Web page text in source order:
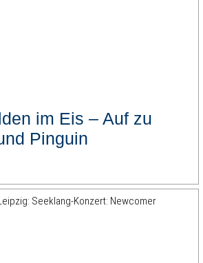
im Eis – Auf zu
Pinguin